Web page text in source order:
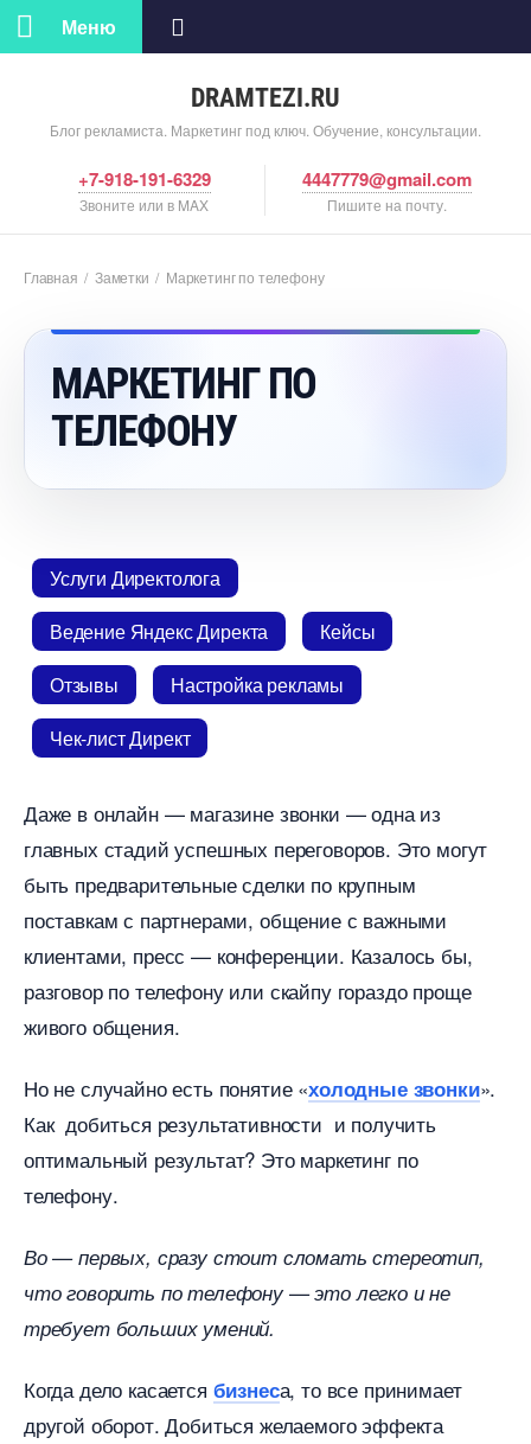
DRAMTEZI.RU
Блог рекламиста. Маркетинг под ключ. Обучение, консультации.
Меню
+7-918-191-6329
Звоните или в MAX
4447779@gmail.com
Пишите на почту.
Главная / Заметки / Маркетинг по телефону
МАРКЕТИНГ ПО
ТЕЛЕФОНУ
Услуги Директолога
едение Яндекс Директа
Кейсы
Отзывы
Настройка рекламы
Чек-лист Директ
Даже в онлайн — магазине звонки — одна из
лавных стадий успешных переговоров. Это могут
ыть предварительные сделки по крупным
поставкам с партнерами, общение с важными
клиентами, пресс — конференции. Казалось бы,
разговор по телефону или скайпу гораздо проще
живого общения.
Но не случайно есть понятие «холодные звонки».
Как добиться результативности и получить
оптимальный результат? Это маркетинг по
телефону.
о — первых, сразу стоит сломать стереотип,
что говорить по телефону — это легко и не
требует больших умений.
Когда дело касается изнеса, то все принимает
другой оборот. Добиться желаемого эффекта